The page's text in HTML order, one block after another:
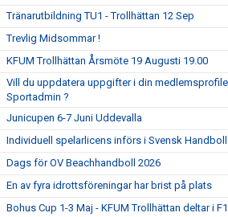
Tränarutbildning TU1 - Trollhättan 12 Sep
Trevlig Midsommar !
KFUM Trollhättan Årsmöte 19 Augusti 19.00
Vill du uppdatera uppgifter i din
Sportadmin ?
Junicupen 6-7 Juni Uddevalla
Individuell spelarlicens införs i Svensk Handboll
Dags för OV Beachhandboll 2026
En av fyra idrottsföreningar har brist på plats
Bohus Cup 1-3 Maj - KFUM Trollhättan deltar i